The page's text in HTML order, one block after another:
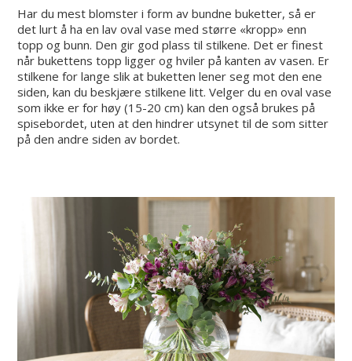
Har du mest blomster i form av bundne buketter, så er
det lurt å ha en lav oval vase med større «kropp» enn
topp og bunn. Den gir god plass til stilkene. Det er finest
når bukettens topp ligger og hviler på kanten av vasen. Er
stilkene for lange slik at buketten lener seg mot den ene
siden, kan du beskjære stilkene litt. Velger du en oval vase
som ikke er for høy (15-20 cm) kan den også brukes på
spisebordet, uten at den hindrer utsynet til de som sitter
på den andre siden av bordet.